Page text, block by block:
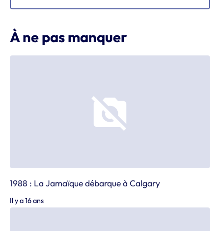
À ne pas manquer
1988 : La Jamaïque débarque à Calgary
Il y a 16 ans